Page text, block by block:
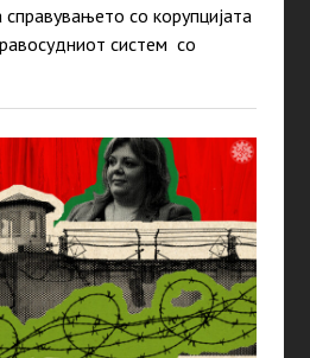
со корупцијата
систем со